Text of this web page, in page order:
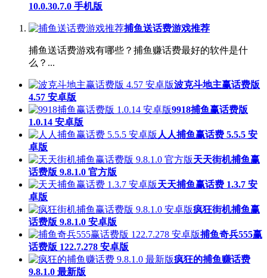
10.0.30.7.0 手机版
捕鱼送话费游戏推荐
捕鱼送话费游戏有哪些？捕鱼赚话费最好的软件是什
么？...
波克斗地主赢话费版
4.57 安卓版
9918捕鱼赢话费版
1.0.14 安卓版
人人捕鱼赢话费 5.5.5 安
卓版
天天街机捕鱼赢
话费版 9.8.1.0 官方版
天天捕鱼赢话费 1.3.7 安
卓版
疯狂街机捕鱼赢
话费版 9.8.1.0 安卓版
捕鱼奇兵555赢
话费版 122.7.278 安卓版
疯狂的捕鱼赚话费
9.8.1.0 最新版